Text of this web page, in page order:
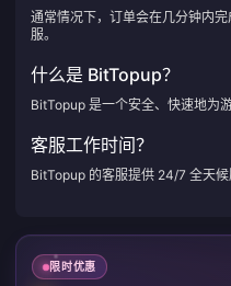
通常情况下，订单会在几分钟内
服。
什么是 BitTopup？
BitTopup 是一个安全、快速地为
客服工作时间？
BitTopup 的客服提供 24/7 全天候
限时优惠